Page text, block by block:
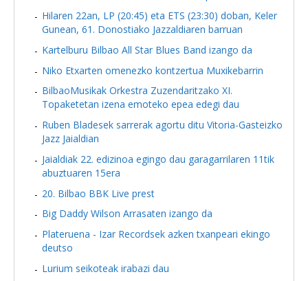
Hilaren 22an, LP (20:45) eta ETS (23:30) doban, Keler
Gunean, 61. Donostiako Jazzaldiaren barruan
Kartelburu Bilbao All Star Blues Band izango da
Niko Etxarten omenezko kontzertua Muxikebarrin
BilbaoMusikak Orkestra Zuzendaritzako XI.
Topaketetan izena emoteko epea edegi dau
Ruben Bladesek sarrerak agortu ditu Vitoria-Gasteizko
Jazz Jaialdian
Jaialdiak 22. edizinoa egingo dau garagarrilaren 11tik
abuztuaren 15era
20. Bilbao BBK Live prest
Big Daddy Wilson Arrasaten izango da
Plateruena - Izar Recordsek azken txanpeari ekingo
deutso
Lurium seikoteak irabazi dau